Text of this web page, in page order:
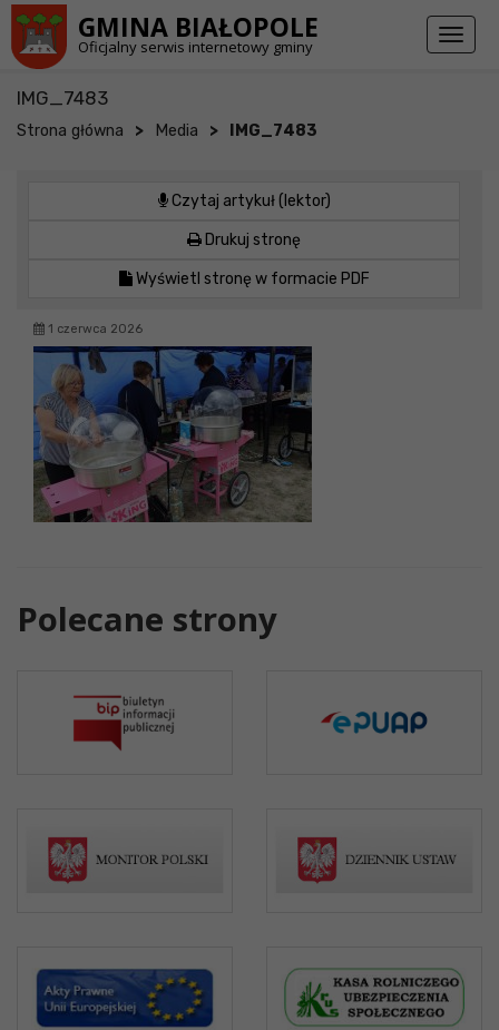
GMINA BIAŁOPOLE
Oficjalny serwis internetowy gminy
Toggle
IMG_7483
Strona główna > Media > IMG_7483
Czytaj artykuł (lektor)
Drukuj stronę
Wyświetl stronę w formacie PDF
1 czerwca 2026
Polecane strony